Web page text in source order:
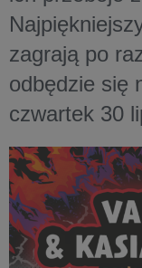
zagrają po
odbędzie się
czwartek 30